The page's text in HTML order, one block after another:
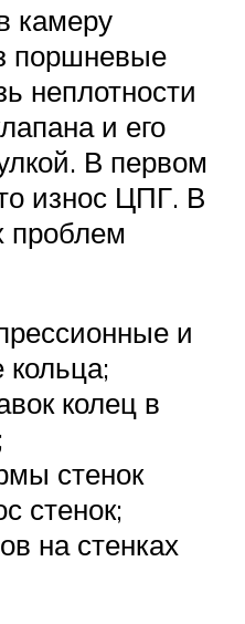
камеру
поршневые
неплотности
и его
В первом
износ ЦПГ. В
проблем
и
колец в
стенок
стенок;
на стенках